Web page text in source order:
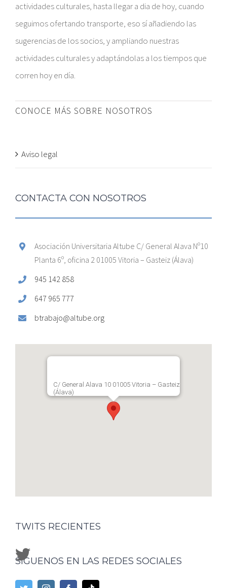
actividades culturales, hasta llegar a dia de hoy, cuando
seguimos ofertando transporte, eso sí añadiendo las
sugerencias de los socios, y ampliando nuestras
actividades culturales y adaptándolas a los tiempos que
corren hoy en día.
CONOCE MÁS SOBRE NOSOTROS
Aviso legal
CONTACTA CON NOSOTROS
Asociación Universitaria Altube C/ General Alava Nº10
Planta 6º, oficina 2 01005 Vitoria – Gasteiz (Álava)
945 142 858
647 965 777
btrabajo@altube.org
C/ General Alava 10 01005 Vitoria – Gasteiz
(Álava)
TWITS RECIENTES
SÍGUENOS EN LAS REDES SOCIALES